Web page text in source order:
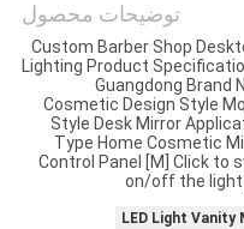
توضیحات محصول
Custom Barber Shop
Lighting Product
Guangdong Brand
Cosmetic Design Style
Style Desk Mirror
Type Home Cosmetic
Control Panel [M] Click to
on/off the light
LED Light Vanity